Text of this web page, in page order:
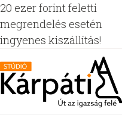
20 ezer forint feletti
megrendelés esetén
ingyenes kiszállítás!